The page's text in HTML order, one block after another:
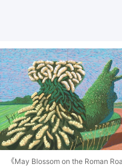
《May Blossom on the Roman